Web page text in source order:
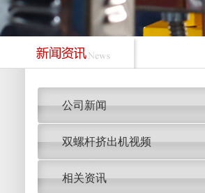
公司新闻
双螺杆挤出机视频
相关资讯